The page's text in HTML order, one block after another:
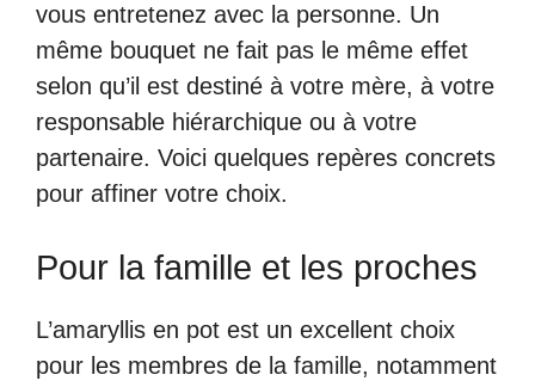
vous entretenez avec la personne. Un
même bouquet ne fait pas le même effet
selon qu’il est destiné à votre mère, à votre
responsable hiérarchique ou à votre
partenaire. Voici quelques repères concrets
pour affiner votre choix.
Pour la famille et les proches
L’amaryllis en pot est un excellent choix
pour les membres de la famille, notamment